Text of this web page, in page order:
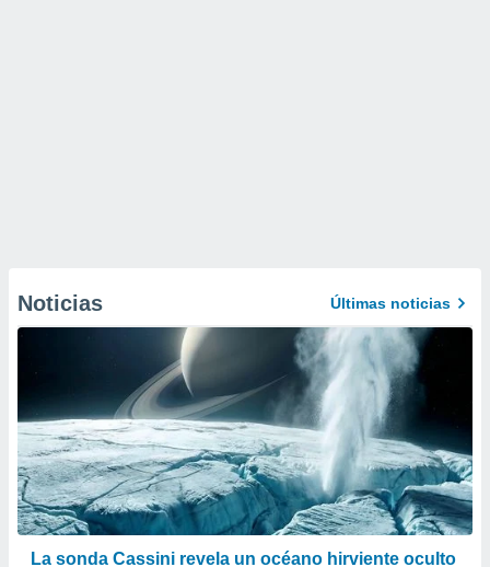
Noticias Últimas noticias
La sonda Cassini revela un océano hirviente oculto